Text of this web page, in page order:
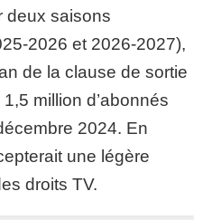
deux saisons
2026 et 2026-2027),
de la clause de sortie
million d’abonnés
2024. En
une légère
droits TV.